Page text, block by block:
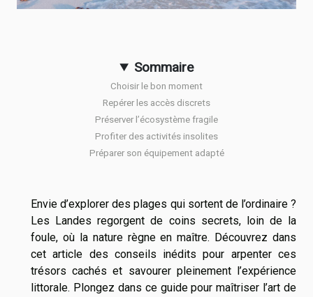
Sommaire
Choisir le bon moment
Repérer les accès discrets
Préserver l’écosystème fragile
Profiter des activités insolites
Préparer son équipement adapté
Envie d’explorer des plages qui sortent de l’ordinaire ?
Les Landes regorgent de coins secrets, loin de la
foule, où la nature règne en maître. Découvrez dans
cet article des conseils inédits pour arpenter ces
trésors cachés et savourer pleinement l’expérience
littorale. Plongez dans ce guide pour maîtriser l’art de